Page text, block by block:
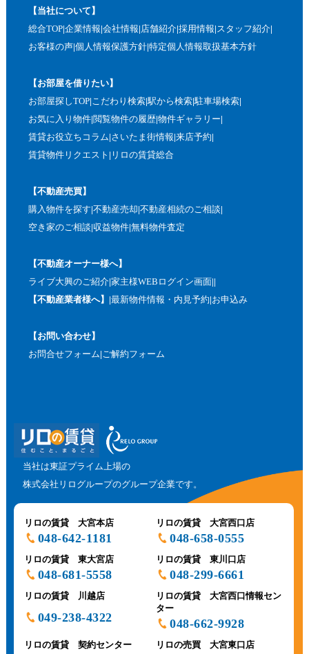
【当社について】
総合TOP 企業情報 会社情報 店舗紹介 採用情報 スタッフ紹介
お客様の声 個人情報保護方針 特定個人情報取扱基本方針
【お部屋を借りたい】
お部屋探しTOP こだわり検索 駅から検索 駐車場検索
お気に入り物件 閲覧物件の履歴 物件ギャラリー
賃貸お役立ちコラム さいたま街情報 来店予約
賃貸物件リクエスト リロの賃貸総合
【不動産売買】
購入物件を探す 不動産売却 不動産相続のご相談
空き家のご相談 収益物件 無料物件査定
【不動産オーナー様へ】
ライブ大興のご紹介 家主様WEBログイン画面
【不動産業者様へ】
最新物件情報・内見予約 お申込み
【お問い合わせ】
お問合せフォーム ご解約フォーム
当社は東証プライム上場の
株式会社リログループのグループ企業です。
リロの賃貸 大宮本店
048-642-1181
リロの賃貸 大宮西口店
048-658-0555
リロの賃貸 東大宮店
048-681-5558
リロの賃貸 東川口店
048-299-6661
リロの賃貸 川越店
049-238-4322
リロの賃貸 大宮西口情報セン
ター
048-662-9928
リロの賃貸 契約センター リロの売買 大宮東口店